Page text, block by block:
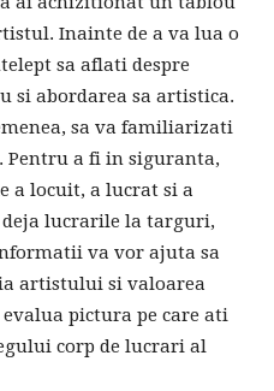
Inainte de a va lua o
sa aflati despre
si abordarea sa artistica.
sa va familiarizati
Pentru a fi in siguranta,
a locuit, a lucrat si a
lucrarile la targuri,
va vor ajuta sa
artistului si valoarea
pictura pe care ati
corp de lucrari al